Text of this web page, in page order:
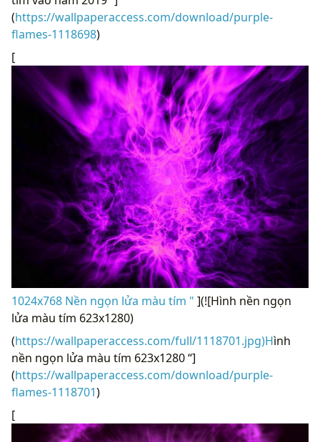
(https://wallpaperaccess.com/download/purple-
flames-1118698)
[
1024x768 Nền ngọn lửa màu tím " ](![Hình nền ngọn
lửa màu tím 623x1280)
(https://wallpaperaccess.com/full/1118701.jpg)Hình
nền ngọn lửa màu tím 623x1280 “]
(https://wallpaperaccess.com/download/purple-
flames-1118701)
[